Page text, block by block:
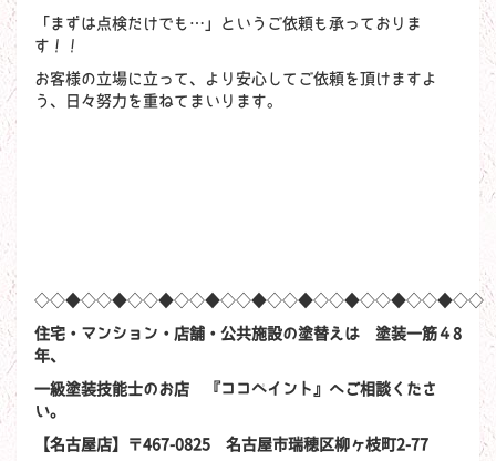
「まずは点検だけでも…」というご依頼も承っておりま
す！！
お客様の立場に立って、より安心してご依頼を頂けますよ
う、日々努力を重ねてまいります。
◇◇◆◇◇◆◇◇◆◇◇◆◇◇◆◇◇◆◇◇◆◇◇◆◇◇◆◇◇
住宅・マンション・店舗・公共施設の塗替えは 塗装一筋４8
年、
一級塗装技能士のお店 『ココペイント』へご相談くださ
い。
【名古屋店】〒467-0825 名古屋市瑞穂区柳ヶ枝町2-77